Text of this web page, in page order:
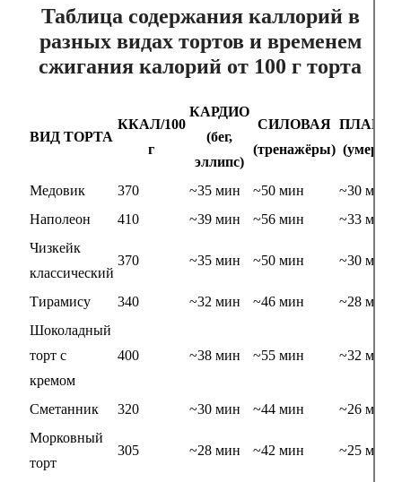
Таблица содержания каллорий в
разных видах тортов и временем
сжигания калорий от 100 г торта
ВИД ТОРТА
ККАЛ/100
г
КАРДИО
(бег,
эллипс)
СИЛОВАЯ
(тренажёры)
Медовик 370 ~35 мин ~50 мин
~30 мин
Наполеон
410 ~39 мин ~56 мин
~33 мин
Чизкейк
классический
370 ~35 мин ~50 мин ~30 мин
Тирамису 340 ~32 мин ~46 мин
~28 мин
Шоколадный
торт с
кремом
400 ~38 мин ~55 мин ~32 мин
Сметанник 320 ~30 мин ~44 мин
~26 мин
Морковный
торт
305 ~28 мин ~42 мин ~25 мин